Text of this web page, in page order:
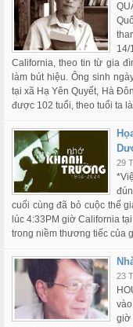
California, theo tin từ gia
làm bút hiệu. Ông sinh
tại xã Hạ Yên Quyết, Hà
được 102 tuổi, theo tuổi ta
29
cuối cùng đã bỏ cuộc thế
lúc 4:33PM giờ California
trong niềm thương tiếc của
23
giờ